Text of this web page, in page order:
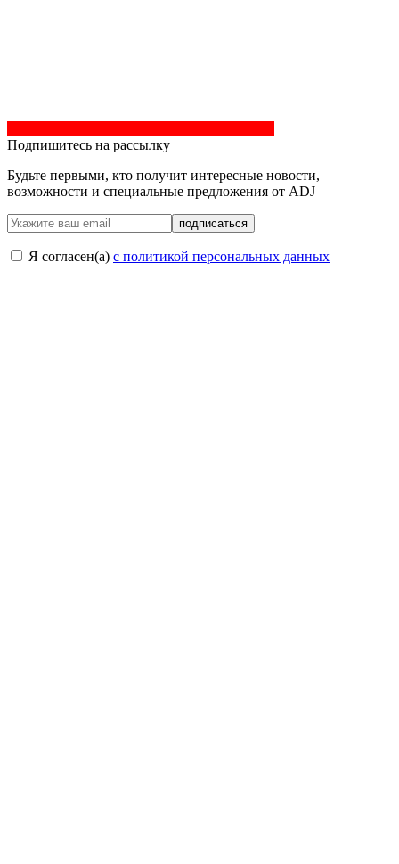
Подпишитесь на рассылку
Будьте первыми, кто получит интересные новости,
возможности и специальные предложения от ADJ
подписаться
Я согласен(a) с политикой персональных данных